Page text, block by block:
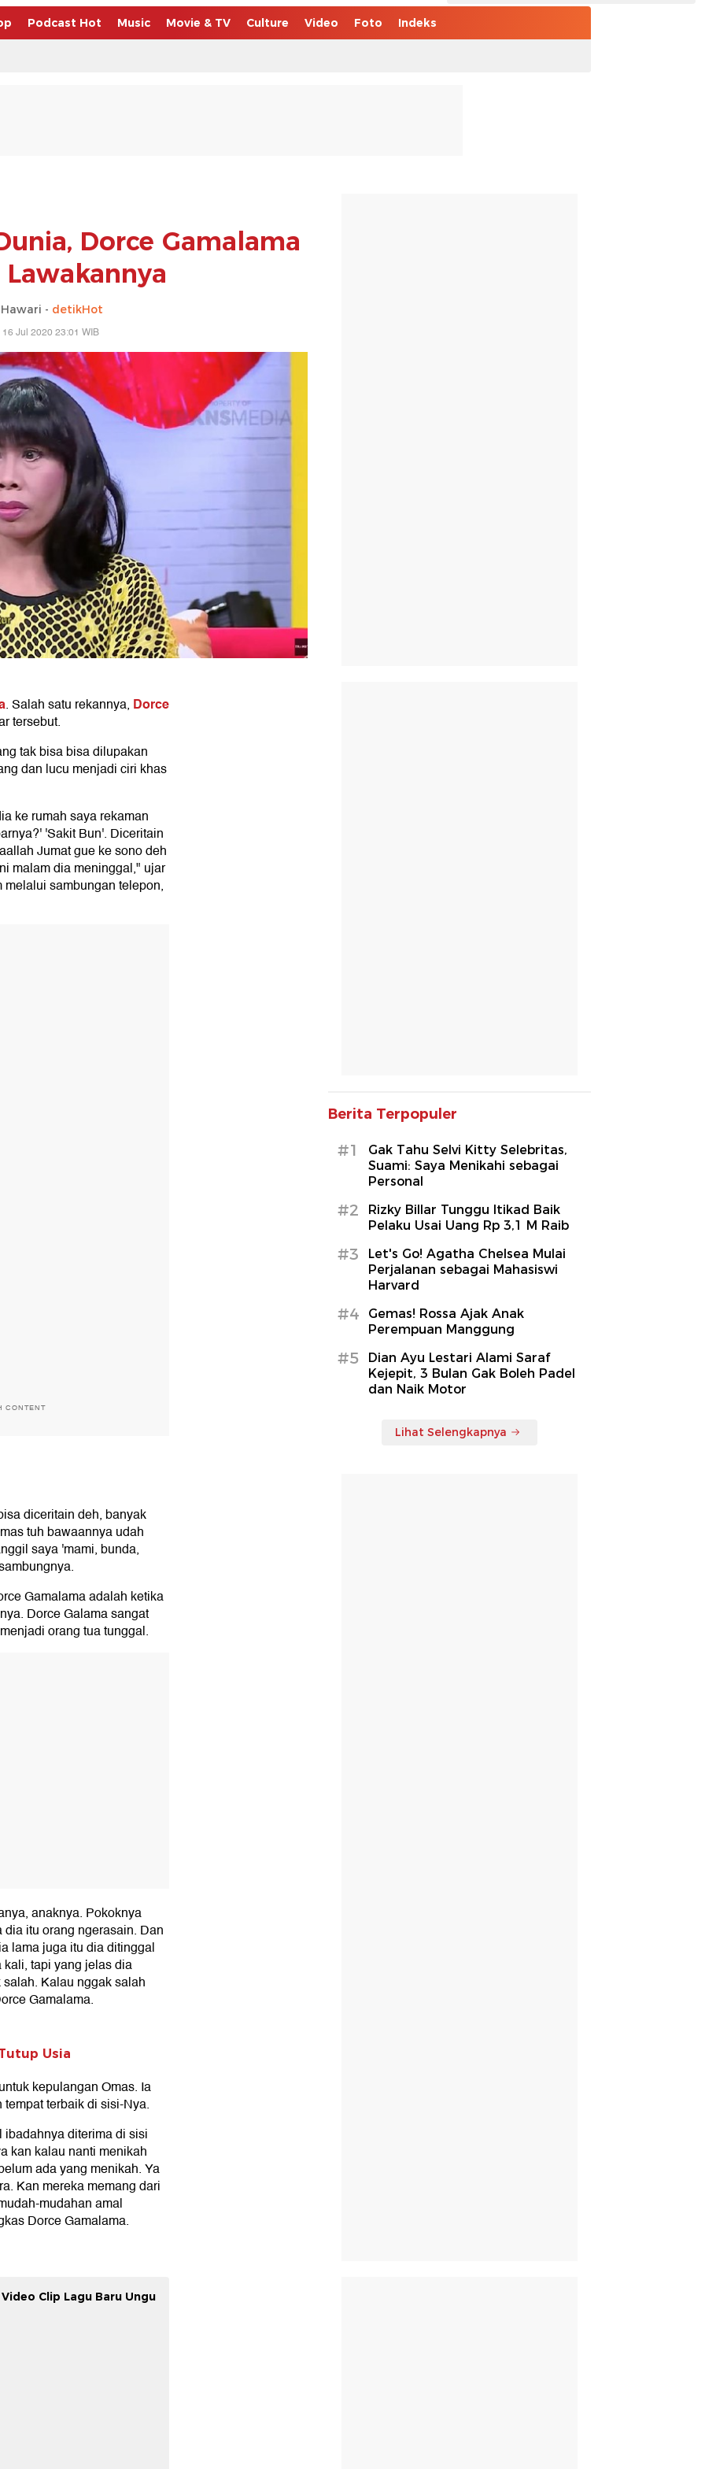
Podcast Hot Music Movie & TV Culture Video Foto Indeks
Dorce Gamalama
Lawakannya
- detikHot
16 Jul 2020 23:01 WIB
. Salah satu rekannya, Dorce
tersebut.
tak bisa bisa dilupakan
dan lucu menjadi ciri khas
ke rumah saya rekaman
'Sakit Bun'. Diceritain
Jumat gue ke sono deh
malam dia meninggal," ujar
sambungan telepon,
CONTENT
diceritain deh, banyak
tuh bawaannya udah
saya 'mami, bunda,
Gamalama adalah ketika
Dorce Galama sangat
orang tua tunggal.
anaknya. Pokoknya
itu orang ngerasain. Dan
lama juga itu dia ditinggal
tapi yang jelas dia
Kalau nggak salah
Gamalama.
Usia
kepulangan Omas. Ia
terbaik di sisi-Nya.
diterima di sisi
kan kalau nanti menikah
ada yang menikah. Ya
Kan mereka memang dari
mudahan amal
Dorce Gamalama.
Clip Lagu Baru Ungu
Berita Terpopuler
#1
Gak Tahu Selvi Kitty Selebritas,
Suami: Saya Menikahi sebagai
Personal
#2
Rizky Billar Tunggu Itikad Baik
Pelaku Usai Uang Rp 3,1 M Raib
#3
Let's Go! Agatha Chelsea Mulai
Perjalanan sebagai Mahasiswi
Harvard
#4
Gemas! Rossa Ajak Anak
Perempuan Manggung
#5
Dian Ayu Lestari Alami Saraf
Kejepit, 3 Bulan Gak Boleh Padel
dan Naik Motor
Lihat Selengkapnya